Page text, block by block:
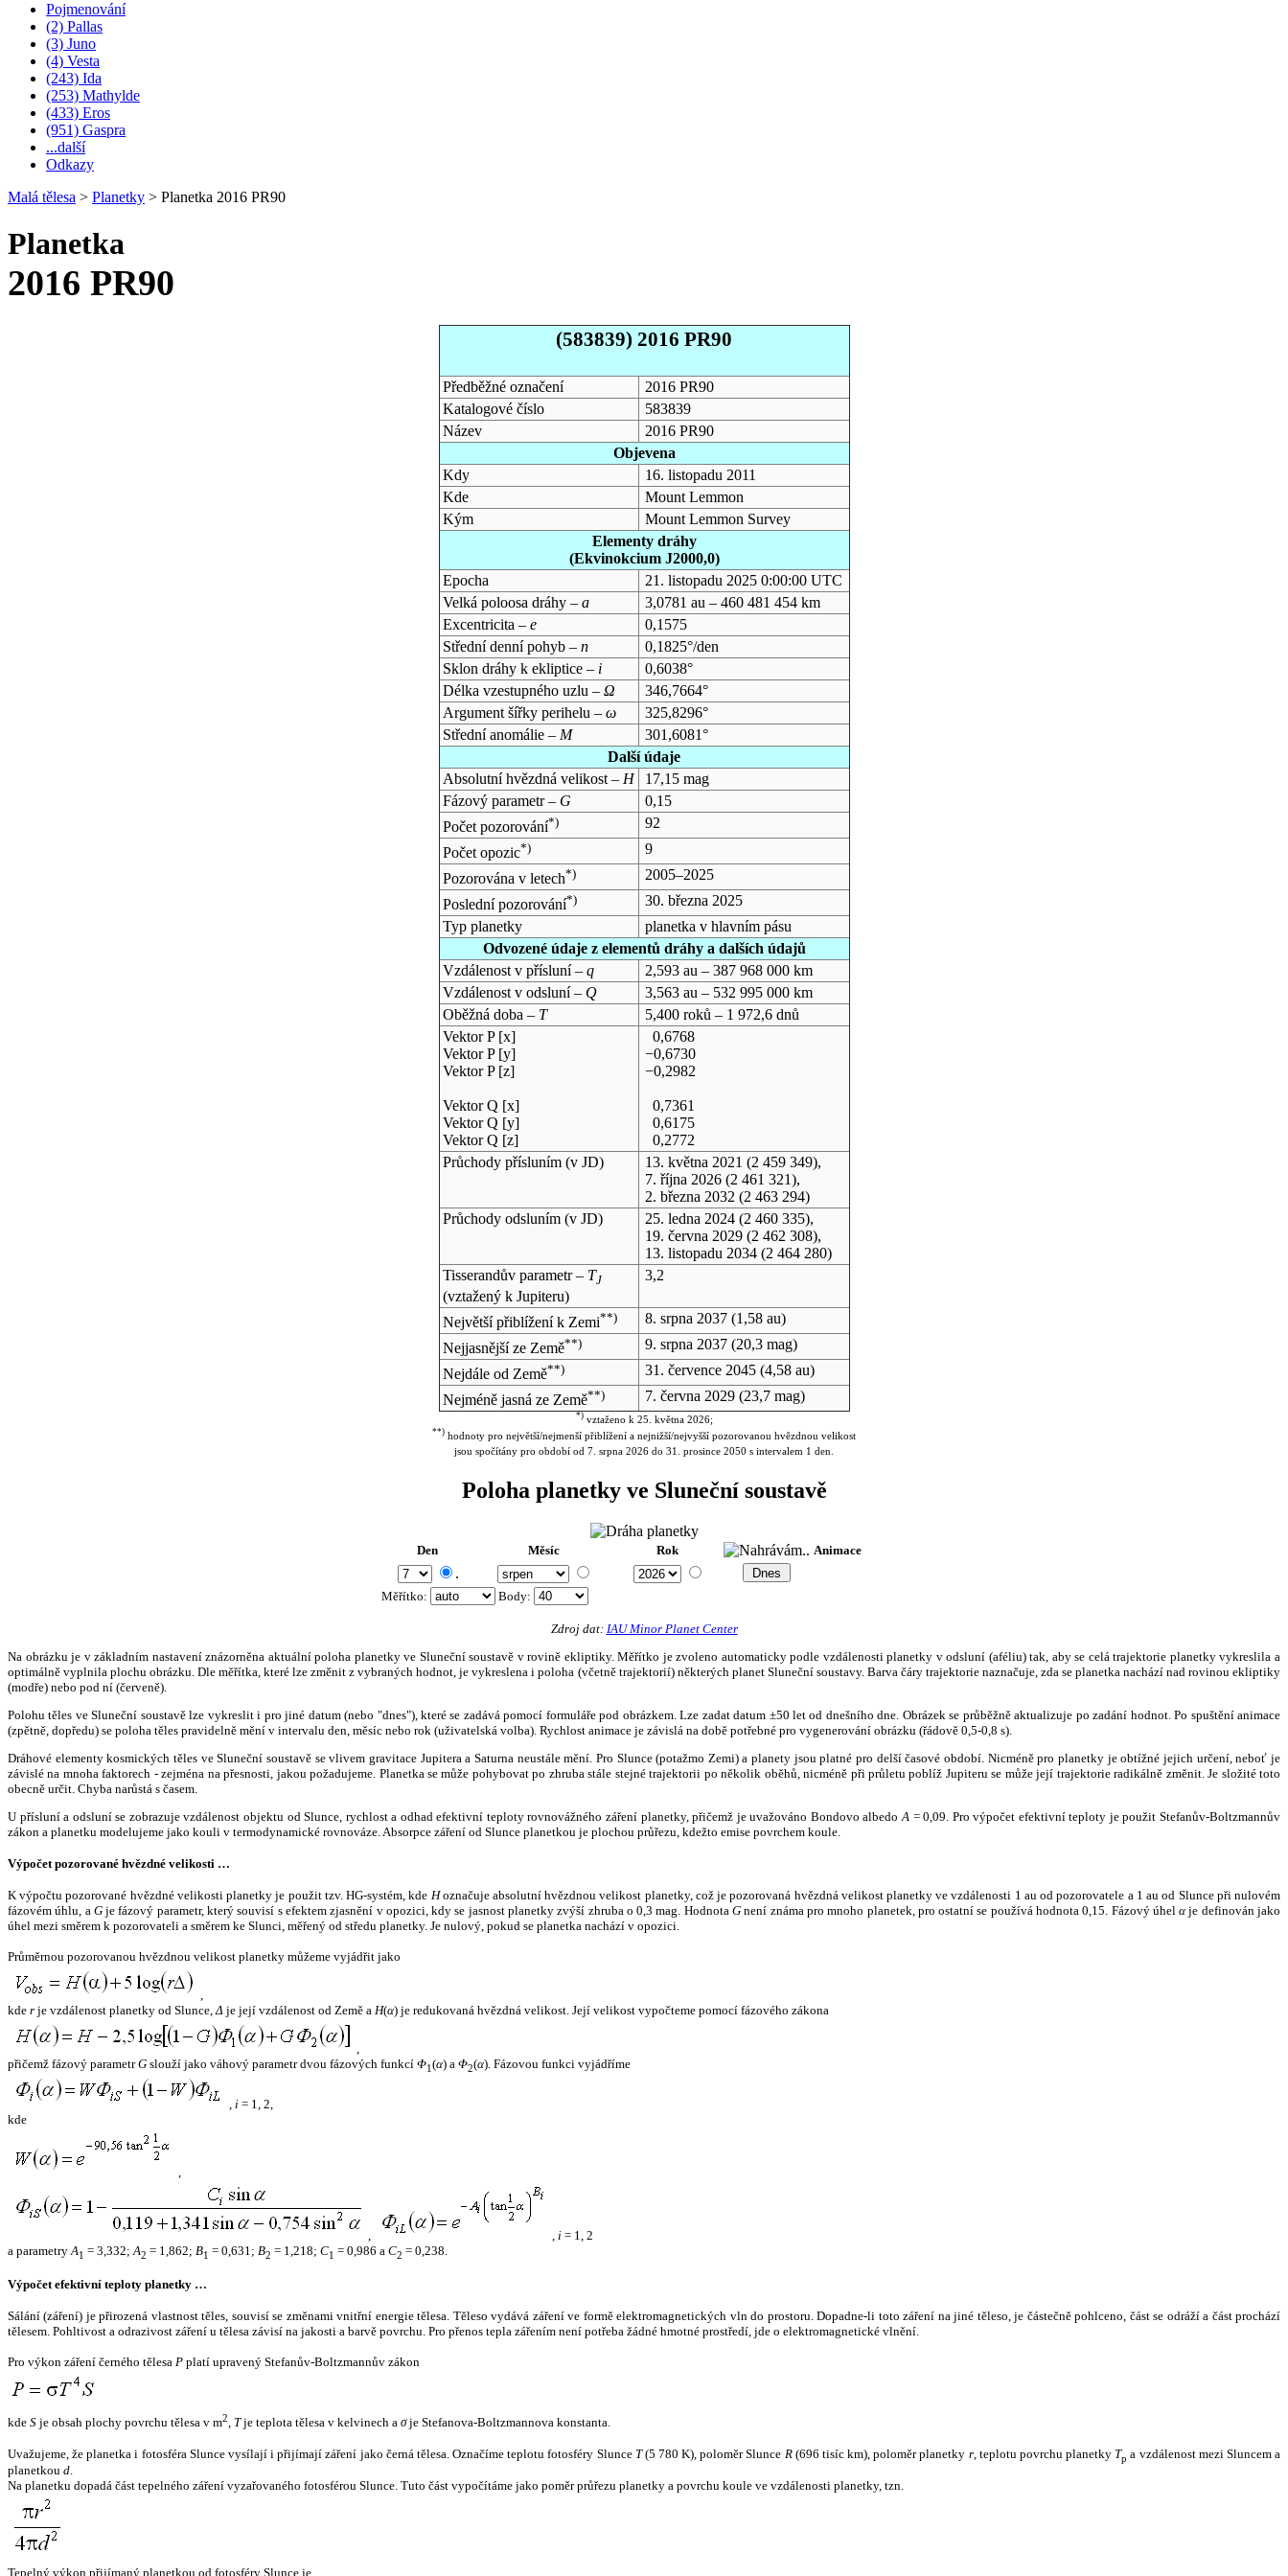
Pojmenování
(2) Pallas
(3) Juno
(4) Vesta
(243) Ida
(253) Mathylde
(433) Eros
(951) Gaspra
...další
Odkazy
Malá tělesa > Planetky > Planetka 2016 PR90
Planetka
2016 PR90
(583839) 2016 PR90
Předběžné označení
2016 PR90
Katalogové číslo
583839
Název
2016 PR90
Objevena
Kdy
16. listopadu 2011
Kde
Mount Lemmon
Kým
Mount Lemmon Survey
Elementy dráhy
(Ekvinokcium J2000,0)
Epocha
21. listopadu 2025 0:00:00 UTC
Velká poloosa dráhy – a
3,0781 au – 460 481 454 km
Excentricita – e
0,1575
Střední denní pohyb – n
0,1825°/den
Sklon dráhy k ekliptice – i
0,6038°
Délka vzestupného uzlu – Ω
346,7664°
Argument šířky perihelu – ω
325,8296°
Střední anomálie – M
301,6081°
Další údaje
Absolutní hvězdná velikost – H
17,15 mag
Fázový parametr – G
0,15
Počet pozorování*)
92
Počet opozic*)
9
Pozorována v letech*)
2005–2025
Poslední pozorování*)
30. března 2025
Typ planetky
planetka v hlavním pásu
Odvozené údaje z elementů dráhy a dalších údajů
Vzdálenost v přísluní – q
2,593 au – 387 968 000 km
Vzdálenost v odsluní – Q
3,563 au – 532 995 000 km
Oběžná doba – T
5,400 roků – 1 972,6 dnů
Vektor P [x]
Vektor P [y]
Vektor P [z]
Vektor Q [x]
Vektor Q [y]
Vektor Q [z]
0,6768
−0,6730
−0,2982
0,7361
0,6175
0,2772
Průchody přísluním (v JD) 13. května 2021 (2 459 349),
7. října 2026(2 461 321),
2. března 2032 (2 463 294)
Průchody odsluním (v JD) 25. ledna 2024(2 460 335),
19. června 2029(2 462 308),
13. listopadu 2034(2 464 280)
Tisserandův parametr – TJ
(vztažený k Jupiteru)
3,2
Největší přiblížení k Zemi**) 8. srpna 2037(1,58 au)
Nejjasnější ze Země**) 9. srpna 2037(20,3 mag)
Nejdále od Země**) 31. července 2045(4,58 au)
Nejméně jasná ze Země**) 7. června 2029(23,7 mag)
*)vztaženo k 25. května 2026;
**) hodnoty pro největší/nejmenší přiblížení a nejnižší/nejvyšší pozorovanou hvězdnou velikost
jsou spočítány pro období od 7. srpna 2026 do 31. prosince 2050 s intervalem 1 den.
Poloha planetky ve Sluneční soustavě
Den Měsíc Rok Animace
.
Měřítko: Body:
Zdroj dat: IAU Minor Planet Center
Na obrázku je v základním nastavení znázorněna aktuální poloha planetky ve Sluneční soustavě v rovině ekliptiky. Měřítko je zvoleno automaticky podle vzdálenosti planetky v odsluní (aféliu) tak, aby se celá trajektorie planetky vykreslila a
optimálně vyplnila plochu obrázku. Dle měřítka, které lze změnit z vybraných hodnot, je vykreslena i poloha (včetně trajektorií) některých planet Sluneční soustavy. Barva čáry trajektorie naznačuje, zda se planetka nachází nad rovinou ekliptiky
(modře) nebo pod ní (červeně).
Polohu těles ve Sluneční soustavě lze vykreslit i pro jiné datum (nebo "dnes"), které se zadává pomocí formuláře pod obrázkem. Lze zadat datum ±50 let od dnešního dne. Obrázek se průběžně aktualizuje po zadání hodnot. Po spuštění animace
(zpětně, dopředu) se poloha těles pravidelně mění v intervalu den, měsíc nebo rok (uživatelská volba). Rychlost animace je závislá na době potřebné pro vygenerování obrázku (řádově 0,5-0,8 s).
Dráhové elementy kosmických těles ve Sluneční soustavě se vlivem gravitace Jupitera a Saturna neustále mění. Pro Slunce (potažmo Zemi) a planety jsou platné pro delší časové období. Nicméně pro planetky je obtížné jejich určení, neboť je
závislé na mnoha faktorech - zejména na přesnosti, jakou požadujeme. Planetka se může pohybovat po zhruba stále stejné trajektorii po několik oběhů, nicméně při průletu poblíž Jupiteru se může její trajektorie radikálně změnit. Je složité toto
obecně určit. Chyba narůstá s časem.
U přísluní a odsluní se zobrazuje vzdálenost objektu od Slunce, rychlost a odhad efektivní teploty rovnovážného záření planetky, přičemž je uvažováno Bondovo albedo A = 0,09. Pro výpočet efektivní teploty je použit Stefanův-Boltzmannův
zákon a planetku modelujeme jako kouli v termodynamické rovnováze. Absorpce záření od Slunce planetkou je plochou průřezu, kdežto emise povrchem koule.
Výpočet pozorované hvězdné velikosti …
K výpočtu pozorované hvězdné velikosti planetky je použit tzv. HG-systém, kde Hoznačuje absolutní hvězdnou velikost planetky, což je pozorovaná hvězdná velikost planetky ve vzdálenosti 1 au od pozorovatele a 1 au od Slunce při nulovém
fázovém úhlu, a Gje fázový parametr, který souvisí s efektem zjasnění v opozici, kdy se jasnost planetky zvýší zhruba o 0,3 mag. HodnotaG není známa pro mnoho planetek, pro ostatní se používá hodnota 0,15. Fázový úhelα je definován jako
úhel mezi směrem k pozorovateli a směrem ke Slunci, měřený od středu planetky. Je nulový, pokud se planetka nachází v opozici.
Průměrnou pozorovanou hvězdnou velikost planetky můžeme vyjádřit jako
,
kde r je vzdálenost planetky od Slunce,Δ je její vzdálenost od Země a H(α) je redukovaná hvězdná velikost. Její velikost vypočteme pomocí fázového zákona
,
přičemž fázový parametrG slouží jako váhový parametr dvou fázových funkcí Φ1(α) a Φ2(α). Fázovou funkci vyjádříme
, i = 1, 2,
kde
,
, , i = 1, 2
a parametryA1 = 3,332;A2 = 1,862; B1 = 0,631; B2 = 1,218; C1 = 0,986 a C2 = 0,238.
Výpočet efektivní teploty planetky …
Sálání (záření) je přirozená vlastnost těles, souvisí se změnami vnitřní energie tělesa. Těleso vydává záření ve formě elektromagnetických vln do prostoru. Dopadne-li toto záření na jiné těleso, je částečně pohlceno, část se odráží a část prochází
tělesem. Pohltivost a odrazivost záření u tělesa závisí na jakosti a barvě povrchu. Pro přenos tepla zářením není potřeba žádné hmotné prostředí, jde o elektromagnetické vlnění.
Pro výkon záření černého tělesa P platí upravený Stefanův-Boltzmannův zákon
kde S je obsah plochy povrchu tělesa v m2, Tje teplota tělesa v kelvinech a σje Stefanova-Boltzmannova konstanta.
Uvažujeme, že planetka i fotosféra Slunce vysílají i přijímají záření jako černá tělesa. Označíme teplotu fotosféry Slunce T(5 780 K), poloměr Slunce R(696 tisíc km), poloměr planetky r, teplotu povrchu planetky Tp a vzdálenost mezi Sluncem a
planetkou d.
Na planetku dopadá část tepelného záření vyzařovaného fotosférou Slunce. Tuto část vypočítáme jako poměr průřezu planetky a povrchu koule ve vzdálenosti planetky, tzn.
Tepelný výkon přijímaný planetkou od fotosféry Slunce je